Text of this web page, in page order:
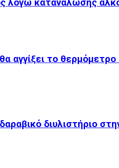
λόγω κατανάλωσης
αγγίξει το θερμόμετρο
διυλιστήριο